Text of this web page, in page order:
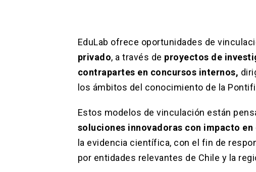
EduLab ofrece oportunidades de
privado, a través de proyectos de
contrapartes en concursos internos,
los ámbitos del conocimiento de la
Estos modelos de vinculación están
soluciones innovadoras con impacto en
la evidencia científica, con el fin de
por entidades relevantes de Chile y la